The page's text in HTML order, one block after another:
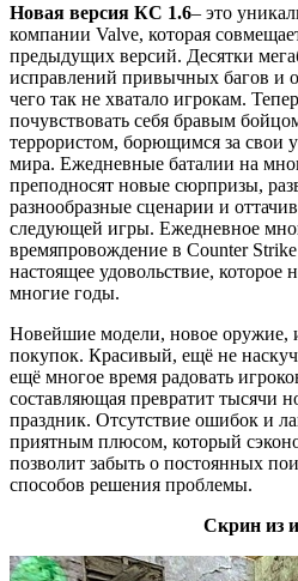
Новая версия КС 1.6– это
компании Valve, которая
предыдущих версий. Десятки
исправлений привычных багов и
чего так не хватало игрокам.
почувствовать себя бравым
террористом, борющимся за свои
мира. Ежедневные баталии на
преподносят новые сюрпризы,
разнообразные сценарии и
следующей игры. Ежедневное
времяпровождение в Counter
настоящее удовольствие, которое
многие годы.
Новейшие модели, новое оружие,
покупок. Красивый, ещё не
ещё многое время радовать
составляющая превратит тысячи
праздник. Отсутствие ошибок и
приятным плюсом, который
позволит забыть о постоянных
способов решения проблемы.
Скрин из